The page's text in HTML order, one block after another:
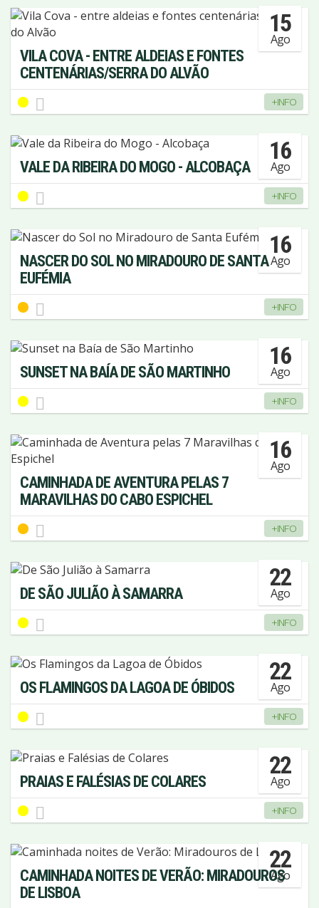
15
Ago
VILA COVA - ENTRE ALDEIAS E FONTES
CENTENÁRIAS/SERRA DO ALVÃO
+INFO
16
Ago
VALE DA RIBEIRA DO MOGO - ALCOBAÇA
+INFO
16
Ago
NASCER DO SOL NO MIRADOURO DE SANTA
EUFÉMIA
+INFO
16
Ago
SUNSET NA BAÍA DE SÃO MARTINHO
+INFO
16
Ago
CAMINHADA DE AVENTURA PELAS 7
MARAVILHAS DO CABO ESPICHEL
+INFO
22
Ago
DE SÃO JULIÃO À SAMARRA
+INFO
22
Ago
OS FLAMINGOS DA LAGOA DE ÓBIDOS
+INFO
22
Ago
PRAIAS E FALÉSIAS DE COLARES
+INFO
22
Ago
CAMINHADA NOITES DE VERÃO: MIRADOUROS
DE LISBOA